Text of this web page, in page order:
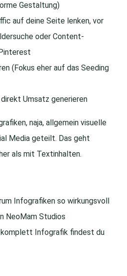
Gestaltung)
auf deine Seite lenken, vor
oder Content-
(Fokus eher auf das Seeding
Umsatz generieren
naja, allgemein visuelle
Media geteilt. Das geht
als mit Textinhalten.
Infografiken so wirkungsvoll
NeoMam Studios
Infografik findest du